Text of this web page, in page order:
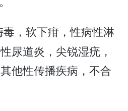
，软下疳，性病性淋
尿道炎，尖锐湿疣，
他性传播疾病，不合